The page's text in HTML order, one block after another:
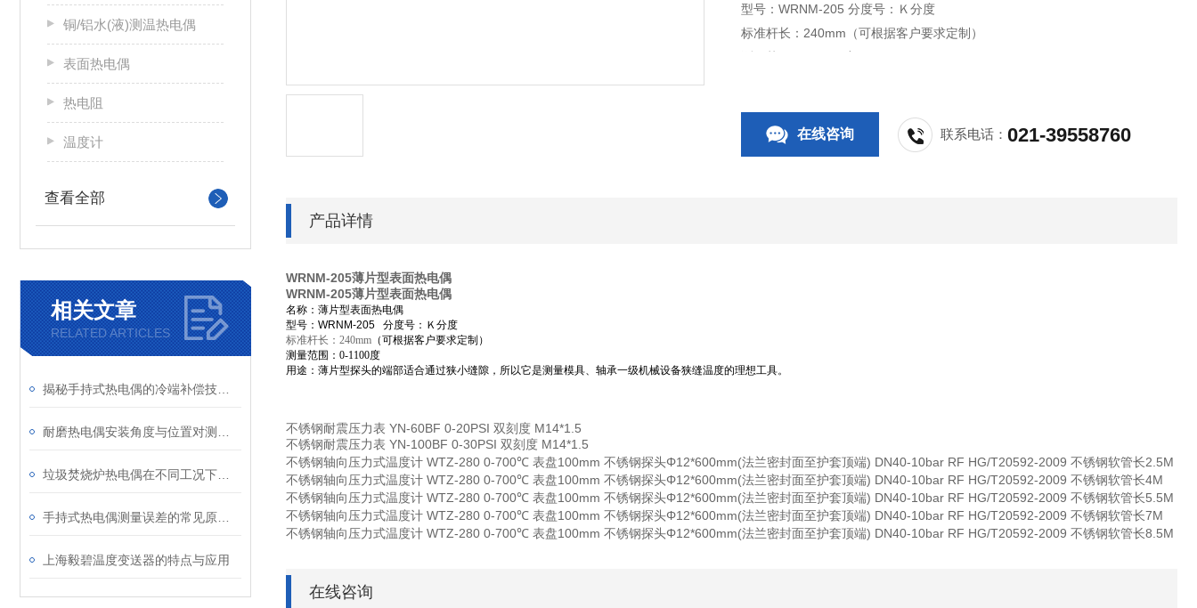
铜/铝水(液)测温热电偶
表面热电偶
热电阻
温度计
查看全部
相关文章
RELATED ARTICLES
上海毅碧温度变送器的特点与应用
型号：WRNM-205 分度号：Ｋ分度
标准杆长：240mm（可根据客户要求定制）
测量范围：0-1100度
在线咨询 联系电话：021-39558760
产品详情
WRNM-205薄片型表面热电偶
WRNM-205薄片型表面热电偶
名称：薄片型表面热电偶
型号：WRNM-205 分度号：Ｋ分度
标准杆长：240mm （可根据客户要求定制）
测量范围：0-1100度
用途：薄片型探头的端部适合通过狭小缝隙，所以它是测量模具、轴承一级机械设备狭缝温度的理想工具。
不锈钢耐震压力表 YN-60BF 0-20PSI 双刻度 M14*1.5
不锈钢耐震压力表 YN-100BF 0-30PSI 双刻度 M14*1.5
不锈钢轴向压力式温度计 WTZ-280 0-700℃ 表盘100mm 不锈钢探头Φ12*600mm(法兰密封面至护套顶端) DN40-10bar RF HG/T20592-2009 不锈钢软管长2.5M
不锈钢轴向压力式温度计 WTZ-280 0-700℃ 表盘100mm 不锈钢探头Φ12*600mm(法兰密封面至护套顶端) DN40-10bar RF HG/T20592-2009 不锈钢软管长4M
不锈钢轴向压力式温度计 WTZ-280 0-700℃ 表盘100mm 不锈钢探头Φ12*600mm(法兰密封面至护套顶端) DN40-10bar RF HG/T20592-2009 不锈钢软管长5.5M
不锈钢轴向压力式温度计 WTZ-280 0-700℃ 表盘100mm 不锈钢探头Φ12*600mm(法兰密封面至护套顶端) DN40-10bar RF HG/T20592-2009 不锈钢软管长7M
不锈钢轴向压力式温度计 WTZ-280 0-700℃ 表盘100mm 不锈钢探头Φ12*600mm(法兰密封面至护套顶端) DN40-10bar RF HG/T20592-2009 不锈钢软管长8.5M
在线咨询